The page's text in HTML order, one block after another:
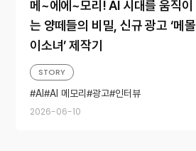
메~에에~모리! AI 시대를 움직이
는 양떼들의 비밀, 신규 광고 ‘메몰
이소녀’ 제작기
2026-06-10
STORY
AI
AI 메모리 광고 인터뷰